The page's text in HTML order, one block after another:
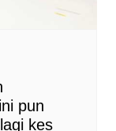
pun
kes